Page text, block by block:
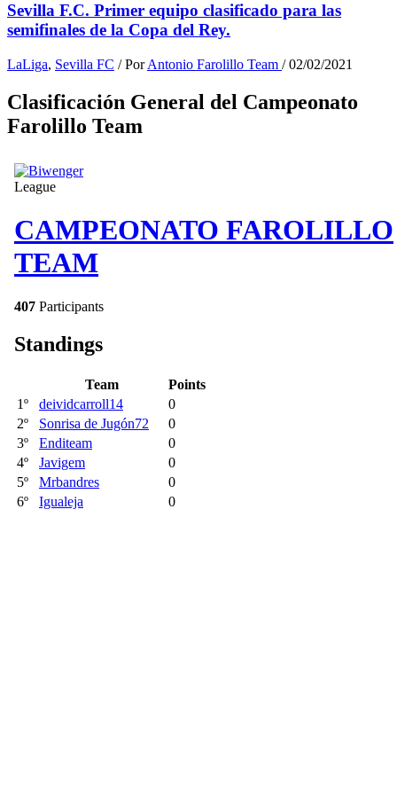
Sevilla F.C. Primer equipo clasificado para las
semifinales de la Copa del Rey.
LaLiga, Sevilla FC / PorAntonio Farolillo Team /02/02/2021
Clasificación General del Campeonato
Farolillo Team